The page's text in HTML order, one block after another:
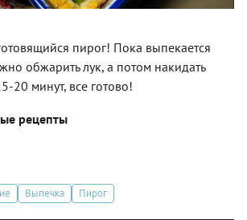
пирог! Пока выпекается
обжарить лук, а потом накидать
20 минут, все готово!
рецепты
Выпечка Пирог